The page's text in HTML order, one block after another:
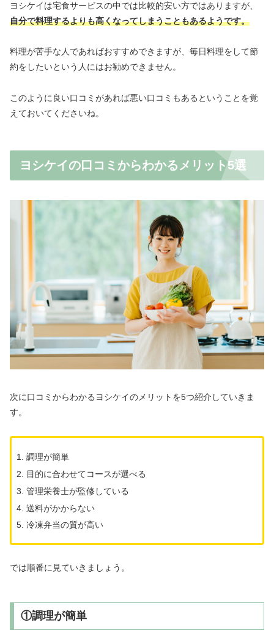
ヨシケイは宅食サービスの中では比較的安い方ではありますが、
自分で料理するよりも高くなってしまうこともあるようです。
料理が苦手な人であればおすすめできますが、毎日料理をして節
約をしたいという人にはお勧めできません。
このように良い口コミがあれば悪い口コミもあるということを覚
えておいてくださいね。
ヨシケイの口コミからわかるメリット5選
次に口コミからわかるヨシケイのメリットを5つ紹介していきま
す。
調理が簡単
目的に合わせてコースが選べる
管理栄養士が監修している
送料がかからない
冷凍弁当の質が高い
では順番に見ていきましょう。
①調理が簡単